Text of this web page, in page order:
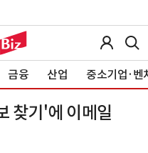
금융 산업 중소기업·벤
찾기'에 이메일